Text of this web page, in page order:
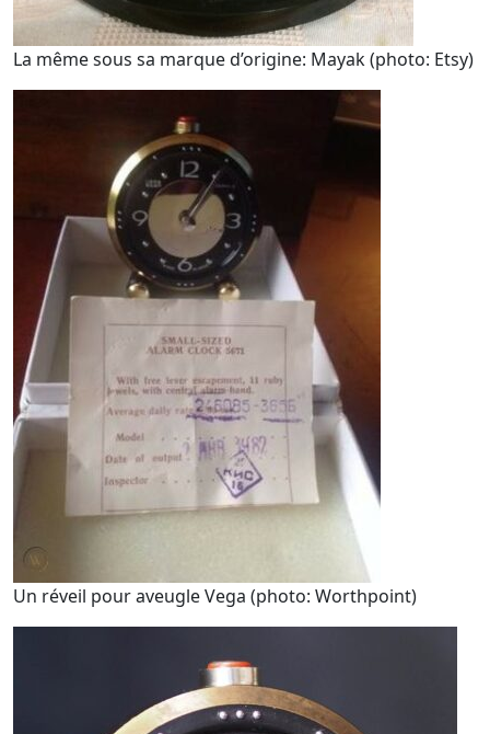
La même sous sa marque d’origine: Mayak (photo: Etsy)
Un réveil pour aveugle Vega (photo: Worthpoint)